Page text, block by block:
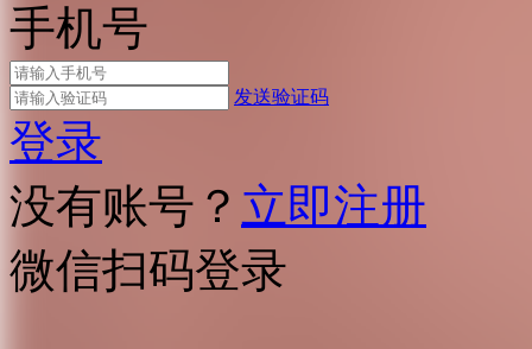
手机号
发送验证码
登录
没有账号？ 立即注册
微信扫码登录